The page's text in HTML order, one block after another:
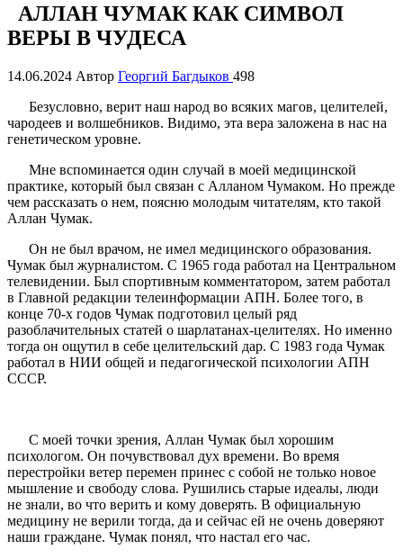
АЛЛАН ЧУМАК КАК СИМВОЛ
ВЕРЫ В ЧУДЕСА
14.06.2024 Автор Георгий Багдыков 498
Безусловно, верит наш народ во всяких магов, целителей,
чародеев и волшебников. Видимо, эта вера заложена в нас на
генетическом уровне.
Мне вспоминается один случай в моей медицинской
практике, который был связан с Алланом Чумаком. Но прежде
чем рассказать о нем, поясню молодым читателям, кто такой
Аллан Чумак.
Он не был врачом, не имел медицинского образования.
Чумак был журналистом. С 1965 года работал на Центральном
телевидении. Был спортивным комментатором, затем работал
в Главной редакции телеинформации АПН. Более того, в
конце 70-х годов Чумак подготовил целый ряд
разоблачительных статей о шарлатанах-целителях. Но именно
тогда он ощутил в себе целительский дар. С 1983 года Чумак
работал в НИИ общей и педагогической психологии АПН
СССР.
С моей точки зрения, Аллан Чумак был хорошим
психологом. Он почувствовал дух времени. Во время
перестройки ветер перемен принес с собой не только новое
мышление и свободу слова. Рушились старые идеалы, люди
не знали, во что верить и кому доверять. В официальную
медицину не верили тогда, да и сейчас ей не очень доверяют
наши граждане. Чумак понял, что настал его час.